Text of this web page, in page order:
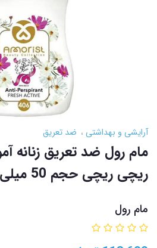
آرایشی و بهداشتی ضد تعریق
مام رول ضد تعریق زنانه
ریچی ریچی حجم 50 میلی لیتر
مام رول